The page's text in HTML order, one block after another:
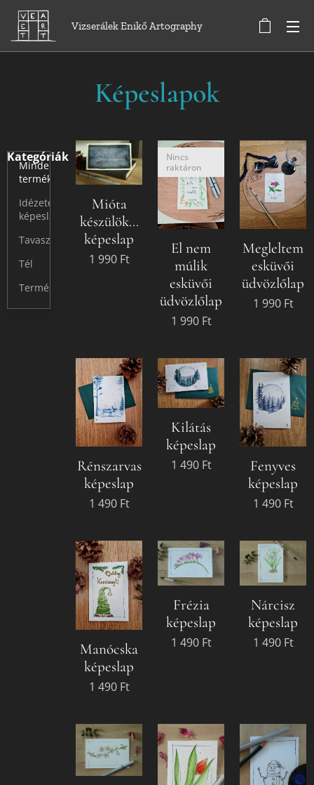
Vizserálek Enikő Artography
Képeslapok
Kategóriák
Minden
termék
Idézetes
képeslap
Tavasz
Tél
Természet
Mióta
készülök...
képeslap
1 990Ft
El nem
múlik
esküvői
üdvözlőlap
Nincs
raktáron
1 990Ft
Megleltem
esküvői
üdvözlőlap
1 990Ft
Rénszarvas
képeslap
1 490Ft
Kilátás
képeslap
1 490Ft
Fenyves
képeslap
1 490Ft
Manócska
képeslap
1 490Ft
Frézia
képeslap
1 490Ft
Nárcisz
képeslap
1 490Ft